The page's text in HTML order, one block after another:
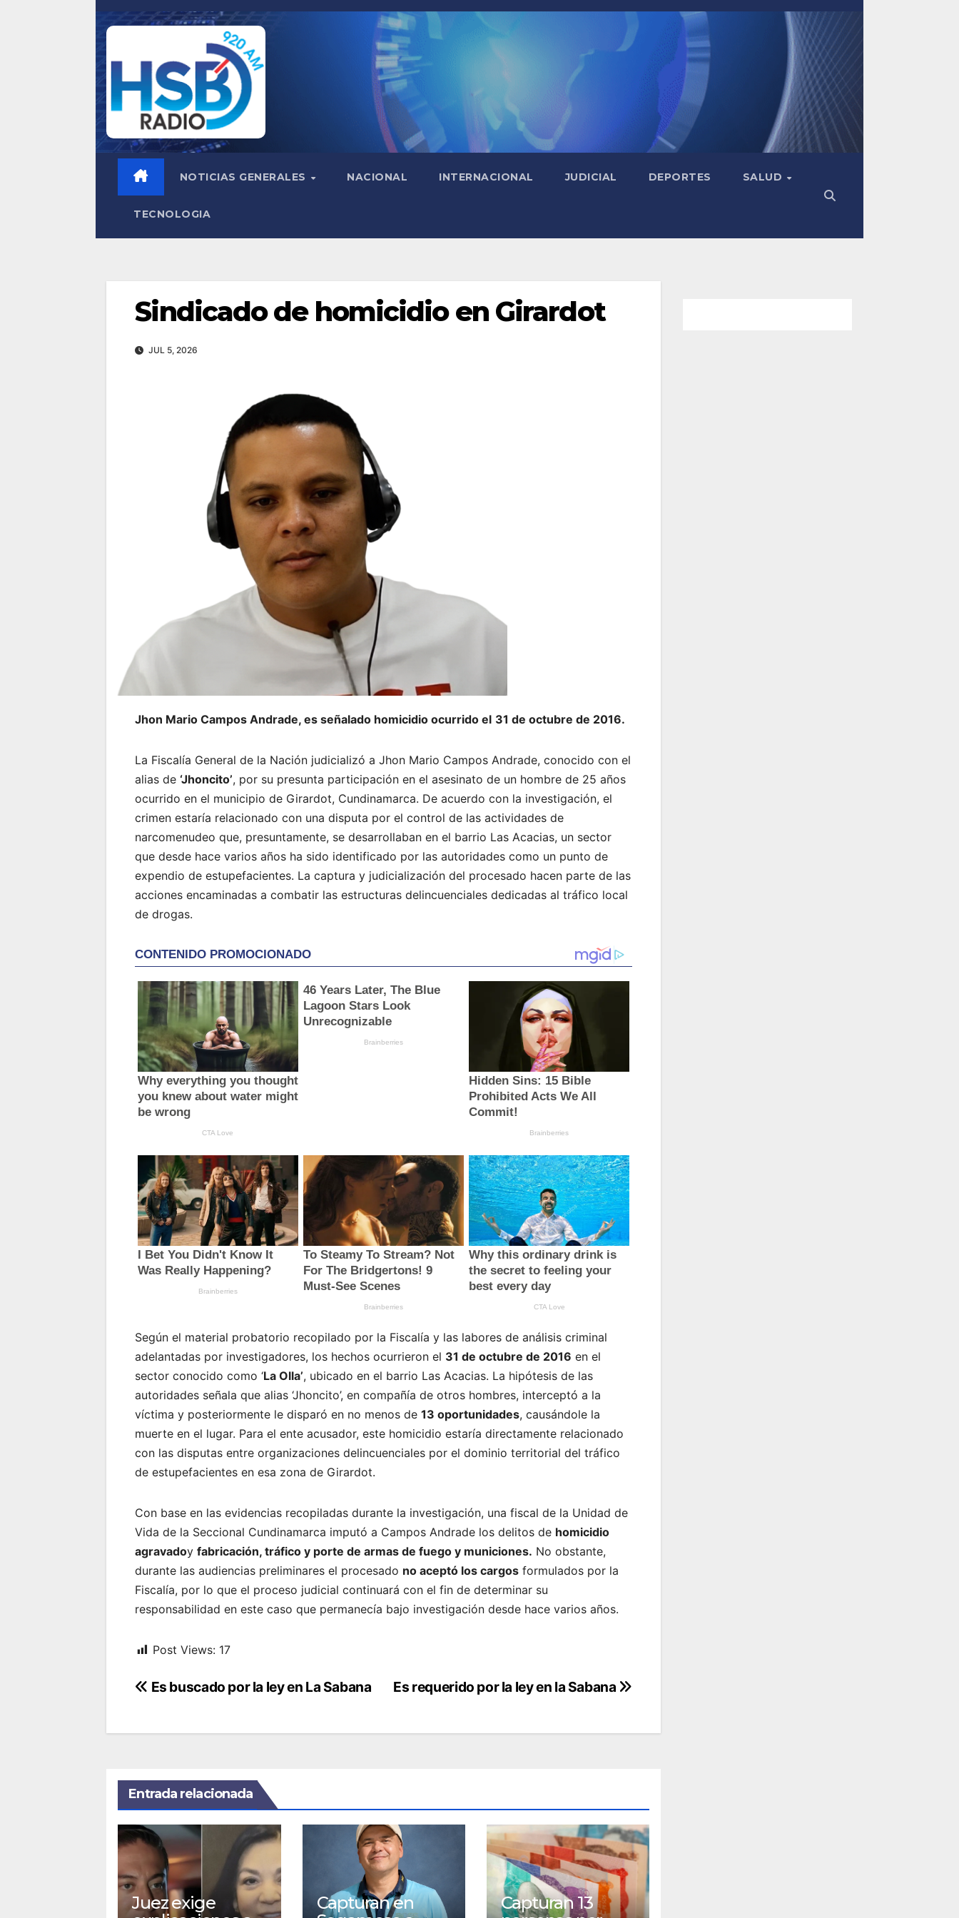
Saltar
NOTICIAS GENERALES NACIONAL INTERNACIONAL JUDICIAL DEPORTES SALUD
TECNOLOGIA
Sindicado de homicidio en Girardot
JUL 5, 2026
Jhon Mario Campos Andrade, es señalado homicidio ocurrido el 31 de octubre de 2016.
La Fiscalía General de la Nación judicializó a Jhon Mario Campos Andrade, conocido con el
alias de‘Jhoncito’, por su presunta participación en el asesinato de un hombre de 25 años
ocurrido en el municipio de Girardot, Cundinamarca. De acuerdo con la investigación, el
crimen estaría relacionado con una disputa por el control de las actividades de
narcomenudeo que, presuntamente, se desarrollaban en el barrio Las Acacias, un sector
que desde hace varios años ha sido identificado por las autoridades como un punto de
expendio de estupefacientes. La captura y judicialización del procesado hacen parte de las
acciones encaminadas a combatir las estructuras delincuenciales dedicadas al tráfico local
de drogas.
Según el material probatorio recopilado por la Fiscalía y las labores de análisis criminal
adelantadas por investigadores, los hechos ocurrieron el 31 de octubre de 2016 en el
sector conocido como ‘La Olla’, ubicado en el barrio Las Acacias. La hipótesis de las
autoridades señala que alias ‘Jhoncito’, en compañía de otros hombres, interceptó a la
víctima y posteriormente le disparó en no menos de13 oportunidades, causándole la
muerte en el lugar. Para el ente acusador, este homicidio estaría directamente relacionado
con las disputas entre organizaciones delincuenciales por el dominio territorial del tráfico
de estupefacientes en esa zona de Girardot.
Con base en las evidencias recopiladas durante la investigación, una fiscal de la Unidad de
Vida de la Seccional Cundinamarca imputó a Campos Andrade los delitos de homicidio
agravadoyfabricación, tráfico y porte de armas de fuego y municiones. No obstante,
durante las audiencias preliminares el procesado no aceptó los cargos formulados por la
Fiscalía, por lo que el proceso judicial continuará con el fin de determinar su
responsabilidad en este caso que permanecía bajo investigación desde hace varios años.
Post Views: 17
Navegación
Es requerido por la ley en la Sabana
Es buscado por la ley en La Sabana
Entrada relacionada
Juez exige
Capturan en
Capturan 13